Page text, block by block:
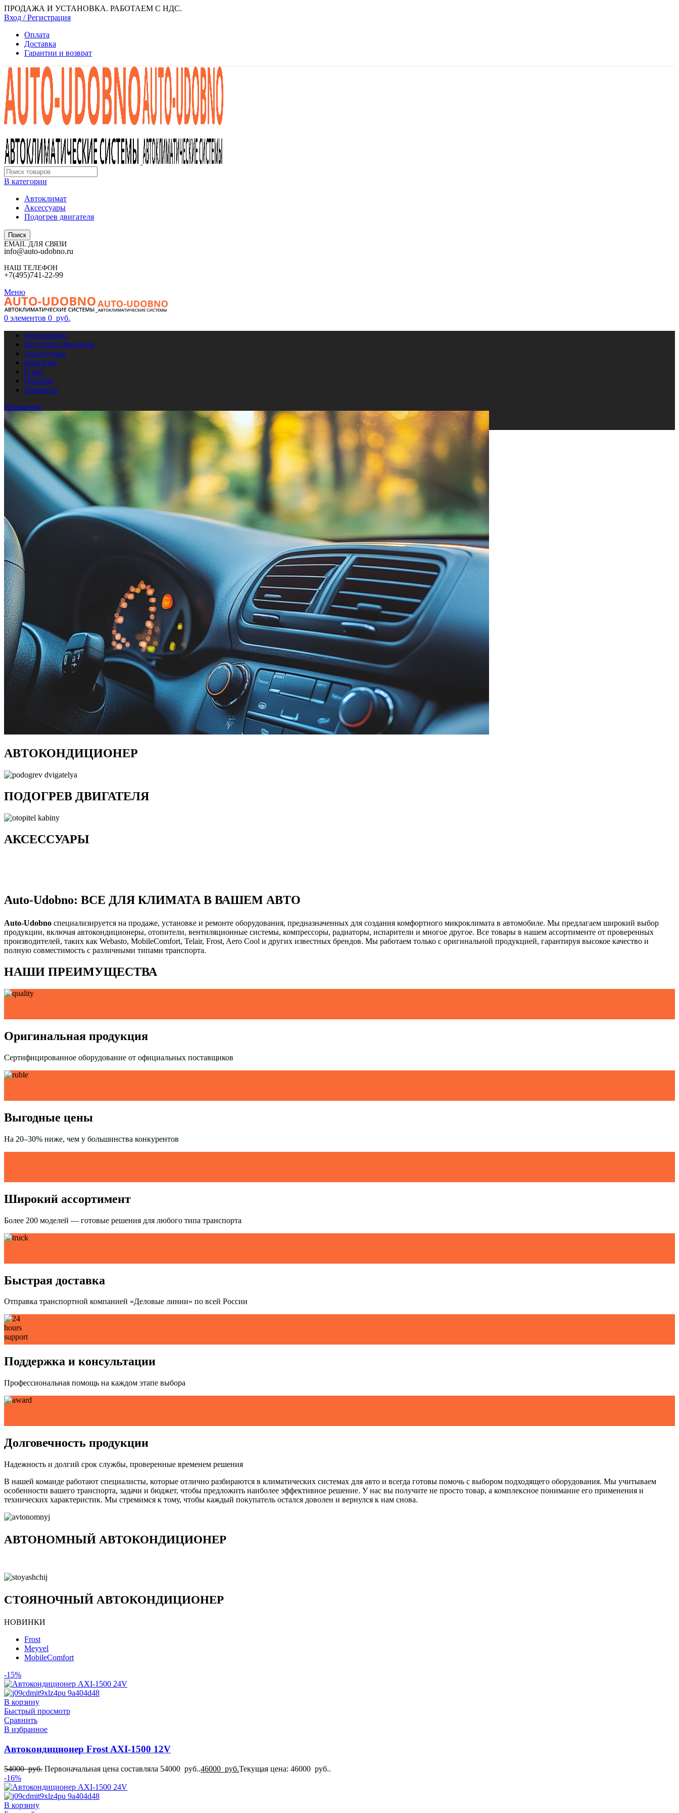
ПРОДАЖА И УСТАНОВКА. РАБОТАЕМ С НДС.
Вход / Регистрация
Оплата
Доставка
Гарантии и возврат
В категории
Автоклимат
Аксессуары
Подогрев двигателя
Поиск
EMAIL ДЛЯ СВЯЗИ
info@auto-udobno.ru
НАШ ТЕЛЕФОН
+7(495)741-22-99
Меню
0 элементов 0 руб.
Автоклимат
Подогрев двигателя
Аксессуары
Наш блог
О нас
Помощь
Контакты
Избранное
0
Сравнить
0элементов
АВТОКОНДИЦИОНЕР
ПОДОГРЕВ ДВИГАТЕЛЯ
АКСЕССУАРЫ
Auto-Udobno: ВСЕ ДЛЯ КЛИМАТА В ВАШЕМ АВТО
Auto-Udobno специализируется на продаже, установке и ремонте оборудования, предназначенных для создания комфортного микроклимата в автомобиле. Мы предлагаем широкий выбор
продукции, включая автокондиционеры, отопители, вентиляционные системы, компрессоры, радиаторы, испарители и многое другое. Все товары в нашем ассортименте от проверенных
производителей, таких как Webasto, MobileComfort, Telair, Frost, Aero Cool и других известных брендов. Мы работаем только с оригинальной продукцией, гарантируя высокое качество и
полную совместимость с различными типами транспорта.
НАШИ ПРЕИМУЩЕСТВА
Оригинальная продукция
Сертифицированное оборудование от официальных поставщиков
Выгодные цены
На 20–30% ниже, чем у большинства конкурентов
Широкий ассортимент
Более 200 моделей — готовые решения для любого типа транспорта
Быстрая доставка
Отправка транспортной компанией «Деловые линии» по всей России
Поддержка и консультации
Профессиональная помощь на каждом этапе выбора
Долговечность продукции
Надежность и долгий срок службы, проверенные временем решения
В нашей команде работают специалисты, которые отлично разбираются в климатических системах для авто и всегда готовы помочь с выбором подходящего оборудования. Мы учитываем
особенности вашего транспорта, задачи и бюджет, чтобы предложить наиболее эффективное решение. У нас вы получите не просто товар, а комплексное понимание его применения и
технических характеристик. Мы стремимся к тому, чтобы каждый покупатель остался доволен и вернулся к нам снова.
АВТОНОМНЫЙ АВТОКОНДИЦИОНЕР
СТОЯНОЧНЫЙ АВТОКОНДИЦИОНЕР
НОВИНКИ
Frost
Meyvel
MobileComfort
-15%
В корзину
Быстрый просмотр
Сравнить
В избранное
Автокондиционер Frost AXI-1500 12V
54000руб. Первоначальная цена составляла 54000 руб..46000 руб.Текущая цена: 46000 руб..
-16%
В корзину